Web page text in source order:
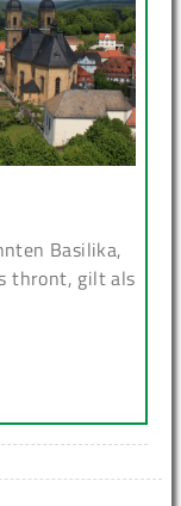
Basilika,
thront, gilt als